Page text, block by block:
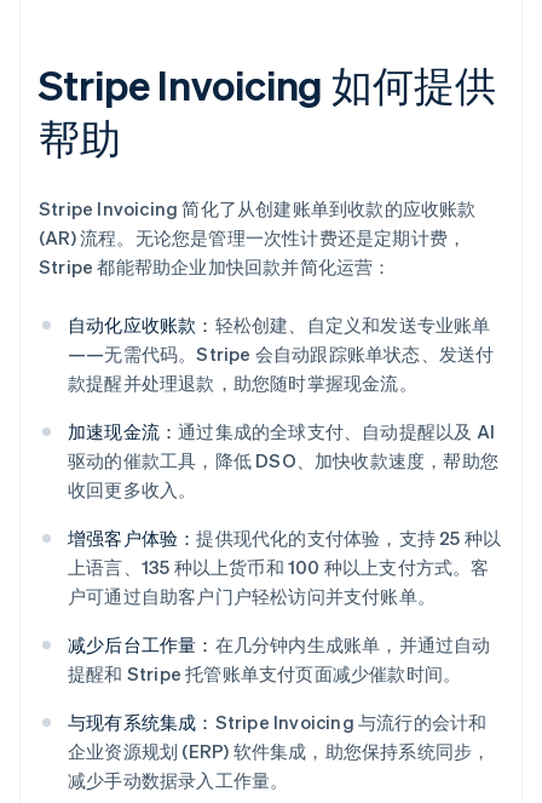
Stripe Invoicing 如何提供
帮助
Stripe Invoicing 简化了从创建账单到收款的应收账款
(AR) 流程。无论您是管理一次性计费还是定期计费，
Stripe 都能帮助企业加快回款并简化运营：
自动化应收账款： 轻松创建、自定义和发送专业账单
——无需代码。Stripe 会自动跟踪账单状态、发送付
款提醒并处理退款，助您随时掌握现金流。
加速现金流：通过集成的全球支付、自动提醒以及 AI
驱动的催款工具，降低 DSO、加快收款速度，帮助您
收回更多收入。
增强客户体验：提供现代化的支付体验，支持 25 种以
上语言、135 种以上货币和 100 种以上支付方式。客
户可通过自助客户门户轻松访问并支付账单。
减少后台工作量： 在几分钟内生成账单，并通过自动
提醒和 Stripe 托管账单支付页面减少催款时间。
与现有系统集成： Stripe Invoicing 与流行的会计和
企业资源规划 (ERP) 软件集成，助您保持系统同步，
减少手动数据录入工作量。
阿联酋
爱尔兰
English
English
奥地利
DeutschEnglish
澳大利亚